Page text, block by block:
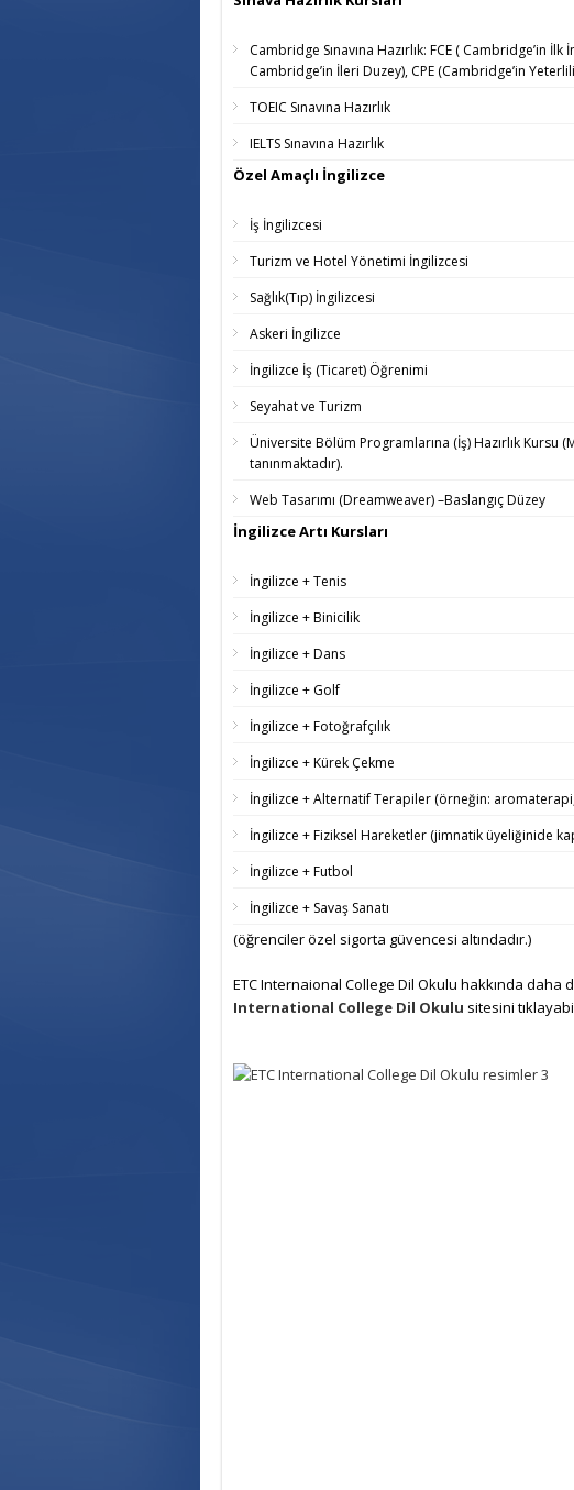
Cambridge Sınavına Hazırlık: FCE ( Cambridge’in İlk
Cambridge’in İleri Duzey), CPE (Cambridge’in
TOEIC Sınavına Hazırlık
IELTS Sınavına Hazırlık
Özel Amaçlı İngilizce
İş İngilizcesi
Turizm ve Hotel Yönetimi İngilizcesi
Sağlık(Tıp) İngilizcesi
Askeri İngilizce
İngilizce İş (Ticaret) Öğrenimi
Seyahat ve Turizm
Üniversite Bölüm Programlarına (İş) Hazırlık Kursu
tanınmaktadır).
Web Tasarımı (Dreamweaver) –Baslangıç Düzey
İngilizce Artı Kursları
İngilizce + Tenis
İngilizce + Binicilik
İngilizce + Dans
İngilizce + Golf
İngilizce + Fotoğrafçılık
İngilizce + Kürek Çekme
İngilizce + Alternatif Terapiler (örneğin:
İngilizce + Fiziksel Hareketler (jimnatik üyeliğinide
İngilizce + Futbol
İngilizce + Savaş Sanatı
(öğrenciler özel sigorta güvencesi altındadır.)
ETC Internaional College Dil Okulu hakkında daha
International College Dil Okulu sitesini